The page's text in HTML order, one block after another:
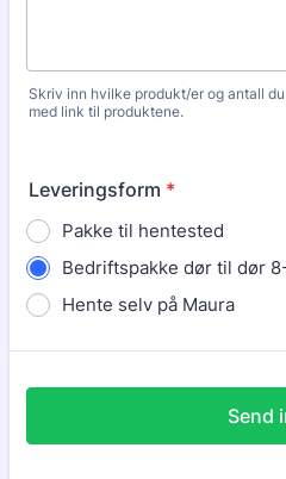
Skriv inn hvilke produkt/er og antall
med link til produktene.
Leveringsform *
Pakke til hentested
Bedriftspakke dør til dør
Hente selv på Maura
Send